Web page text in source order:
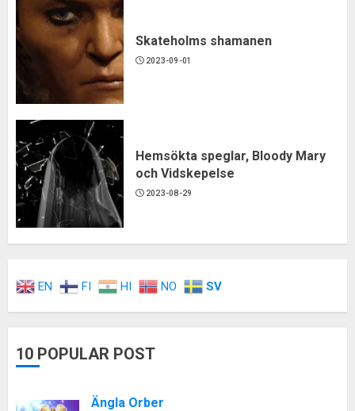
Skateholms shamanen
2023-09-01
Hemsökta speglar, Bloody Mary
och Vidskepelse
2023-08-29
EN FI HI NO SV
10 POPULAR POST
Ängla Orber